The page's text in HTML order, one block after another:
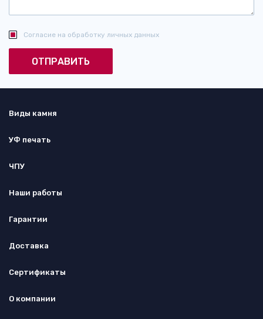
Согласие на обработку личных данных
Виды камня
УФ печать
ЧПУ
Наши работы
Гарантии
Доставка
Сертификаты
О компании